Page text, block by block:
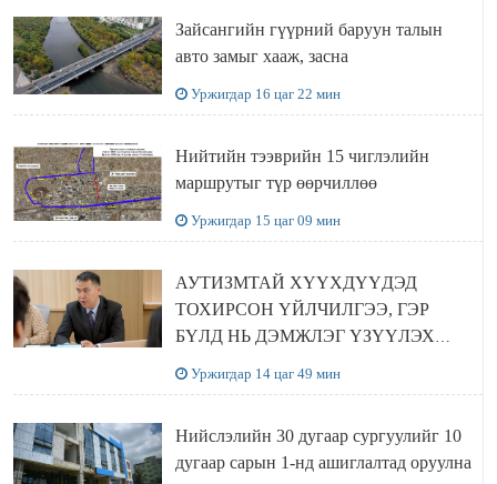
Зайсангийн гүүрний баруун талын
авто замыг хааж, засна
Уржигдар 16 цаг 22 мин
Нийтийн тээврийн 15 чиглэлийн
маршрутыг түр өөрчиллөө
Уржигдар 15 цаг 09 мин
АУТИЗМТАЙ ХҮҮХДҮҮДЭД
ТОХИРСОН ҮЙЛЧИЛГЭЭ, ГЭР
БҮЛД НЬ ДЭМЖЛЭГ ҮЗҮҮЛЭХ
ХӨТӨЛБӨР ШААРДЛАГАТАЙ
БАЙНА
Уржигдар 14 цаг 49 мин
Нийслэлийн 30 дугаар сургуулийг 10
дугаар сарын 1-нд ашиглалтад оруулна